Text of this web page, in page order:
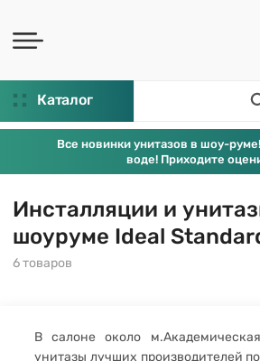
Каталог
Все новинки унитазов в шоу-
воде! Приходите
Инсталляции и
шоуруме Ideal
6 товаров
В салоне около
унитазы лучших производителей